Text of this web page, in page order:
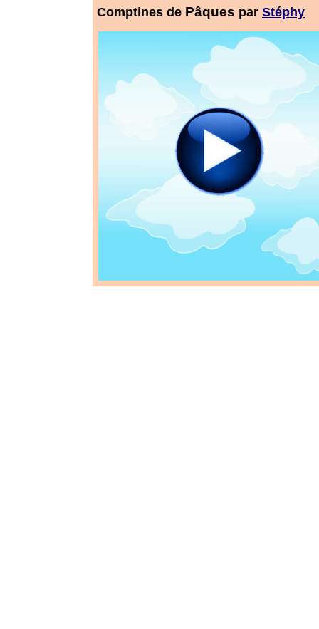
Comptines de Pâques par Stéphy